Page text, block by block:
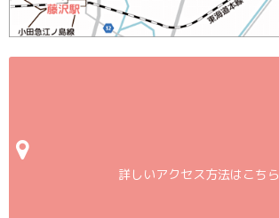
詳しいアクセス方法はこちら